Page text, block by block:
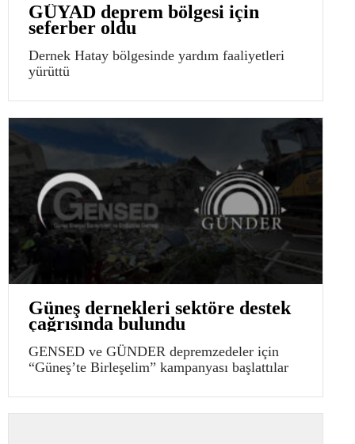
GÜYAD deprem bölgesi için
seferber oldu
Dernek Hatay bölgesinde yardım faaliyetleri
yürüttü
Güneş dernekleri sektöre destek
çağrısında bulundu
GENSED ve GÜNDER depremzedeler için
“Güneş’te Birleşelim” kampanyası başlattılar